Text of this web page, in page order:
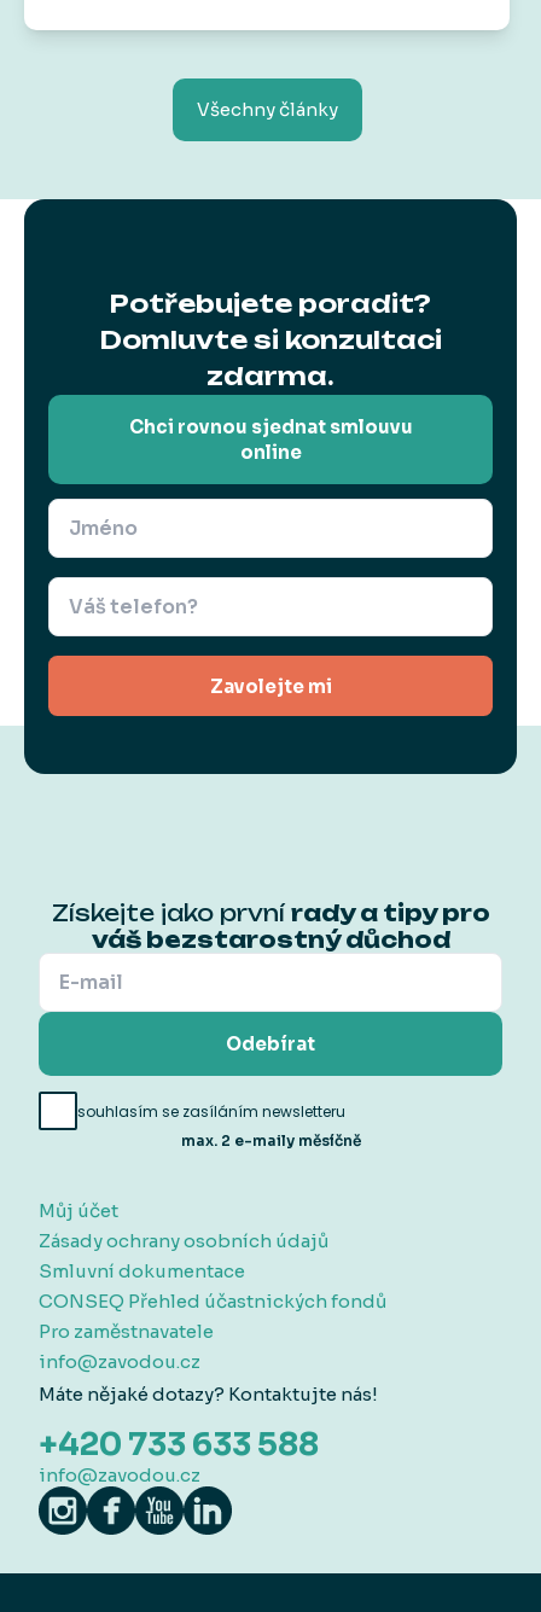
na 1 000 Kč.Protože radost by měla být teď
Všechny články
Potřebujete poradit?
Domluvte si konzultaci
zdarma.
Chci rovnou sjednat smlouvu
online
Zavolejte mi
Získejte jako první rady a tipy pro
váš bezstarostný důchod
Odebírat
souhlasím se zasíláním newsletteru
max. 2 e-maily měsíčně
Můj účet
Zásady ochrany osobních údajů
Smluvní dokumentace
CONSEQ Přehled účastnických fondů
Pro zaměstnavatele
info@zavodou.cz
Máte nějaké dotazy? Kontaktujte nás!
+420 733 633 588
info@zavodou.cz